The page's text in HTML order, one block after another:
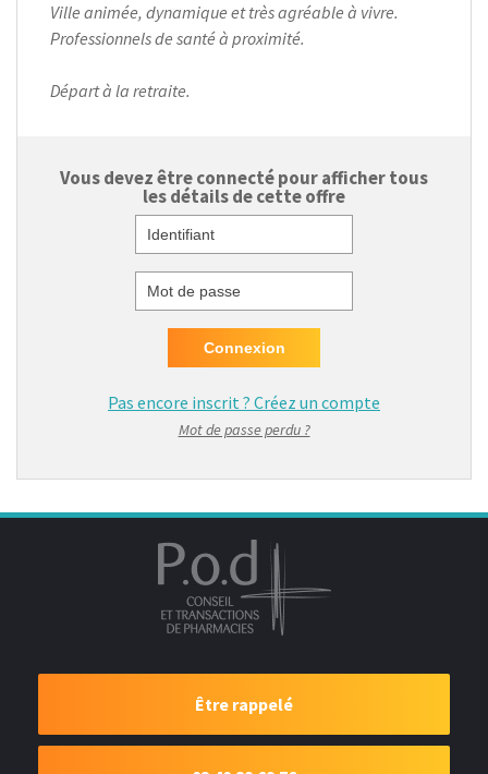
Ville animée, dynamique et très agréable à vivre.
Professionnels de santé à proximité.
Départ à la retraite.
Vous devez être connecté pour afficher tous
les détails de cette offre
Identifiant
Mot de passe
Pas encore inscrit ? Créez un compte
Mot de passe perdu ?
Être rappelé